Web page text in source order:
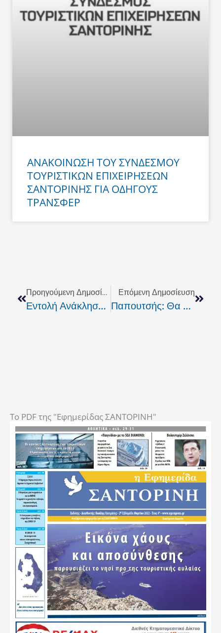
ΑΝΑΚΟΙΝΩΣΗ ΤΟΥ ΣΥΝΔΕΣΜΟΥ
ΤΟΥΡΙΣΤΙΚΩΝ ΕΠΙΧΕΙΡΗΣΕΩΝ
ΣΑΝΤΟΡΙΝΗΣ ΓΙΑ ΟΔΗΓΟΥΣ
ΤΡΑΝΣΦΕΡ
Προηγούμενη Δημοσίευση
Εντολή Ανάκλησης Της Διαπραγμάτευσης Για Τα Ορθοπεδικά Υλικά
Επόμενη Δημοσίευση
Παπουτσής: Θα Απελαθούν Οι Παράνομοι Μετανάστες!
To PDF της "Εφημερίδας ΣΑΝΤΟΡΙΝΗ"